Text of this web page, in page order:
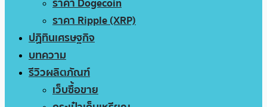
ราคา Ripple (XRP)
ปฏิทินเศรษฐกิจ
บทความ
รีวิวผลิตภัณฑ์
เว็บซื้อขาย